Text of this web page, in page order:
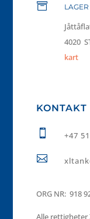
 LAGER
4020
kart
KONTAKT
 +47

ORG NR: 918